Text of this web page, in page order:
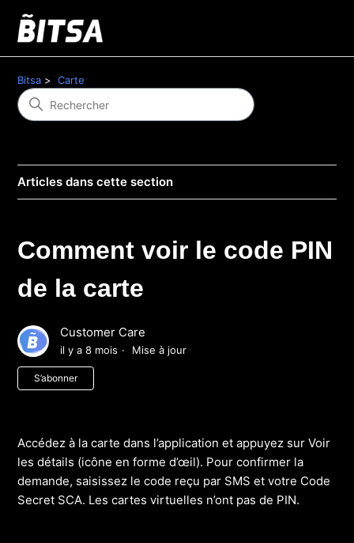
Bitsa Carte
Articles dans cette section
Comment voir le code PIN
de la carte
Customer Care
il y a 8 mois Mise à jour
S’abonner
Accédez à la carte dans l’application et appuyez sur Voir
les détails (icône en forme d’œil). Pour confirmer la
demande, saisissez le code reçu par SMS et votre Code
Secret SCA. Les cartes virtuelles n’ont pas de PIN.